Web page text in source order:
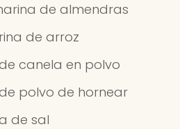
de almendras
de arroz
canela en polvo
polvo de hornear
de sal